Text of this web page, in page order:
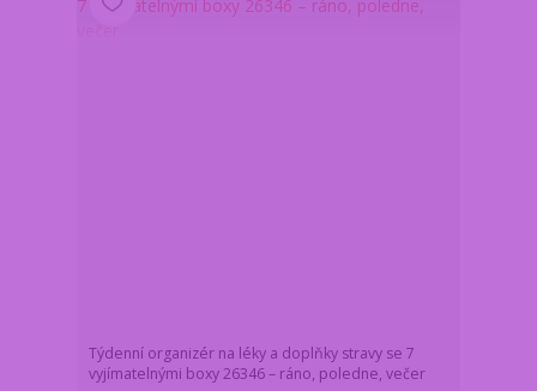
Týdenní organizér na léky a doplňky stravy se 7
vyjímatelnými boxy 26346 – ráno, poledne, večer